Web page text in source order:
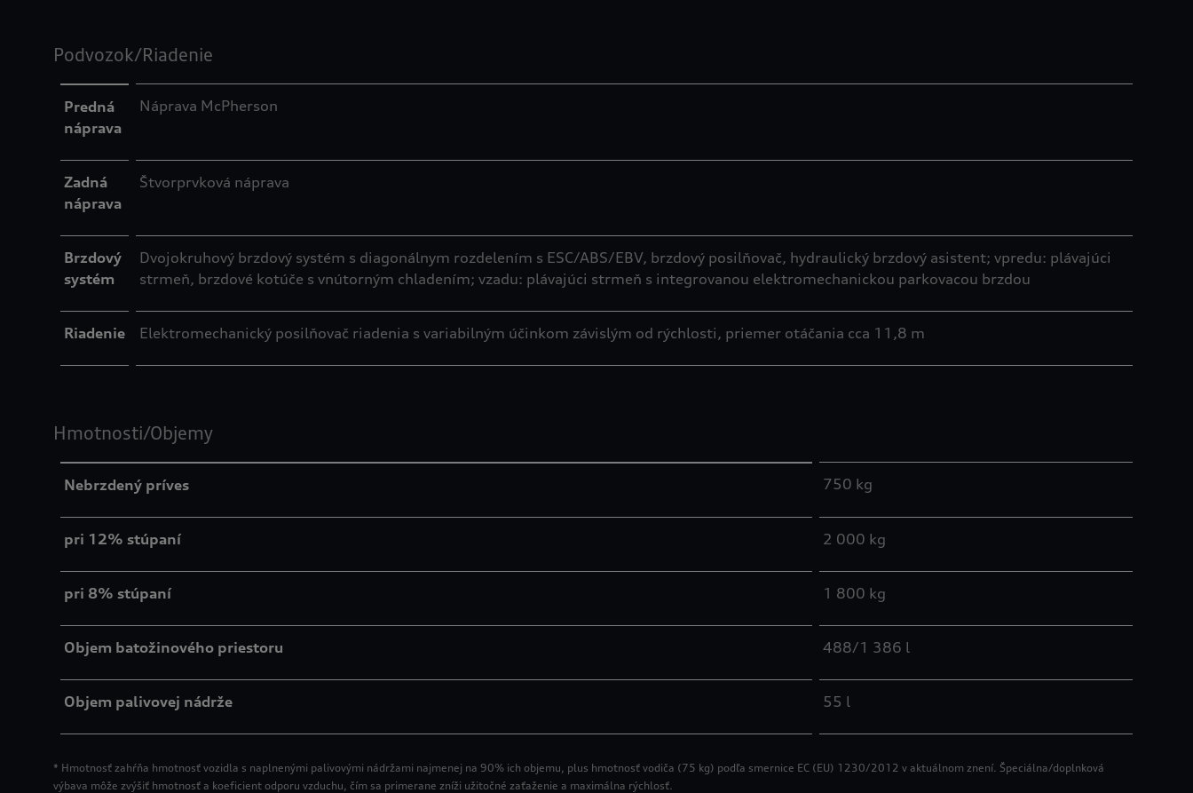
Podvozok/Riadenie
Predná
náprava
Náprava McPherson
Zadná
náprava
Štvorprvková náprava
Brzdový
systém
Dvojokruhový brzdový systém s diagonálnym rozdelením s ESC/ABS/EBV, brzdový posilňovač, hydraulický brzdový asistent; vpredu: plávajúci
strmeň, brzdové kotúče s vnútorným chladením; vzadu: plávajúci strmeň s integrovanou elektromechanickou parkovacou brzdou
Riadenie Elektromechanický posilňovač riadenia s variabilným účinkom závislým od rýchlosti, priemer otáčania cca 11,8 m
Hmotnosti/Objemy
Nebrzdený príves 750 kg
pri 12% stúpaní 2 000 kg
pri 8% stúpaní 1 800 kg
Objem batožinového priestoru 488/1 386 l
Objem palivovej nádrže 55 l
* Hmotnosť zahŕňa hmotnosť vozidla s naplnenými palivovými nádržami najmenej na 90% ich objemu, plus hmotnosť vodiča (75 kg) podľa smernice EC (EU) 1230/2012 v aktuálnom znení. Špeciálna/doplnková
výbava môže zvýšiť hmotnosť a koeficient odporu vzduchu, čím sa primerane zníži užitočné zaťaženie a maximálna rýchlosť.